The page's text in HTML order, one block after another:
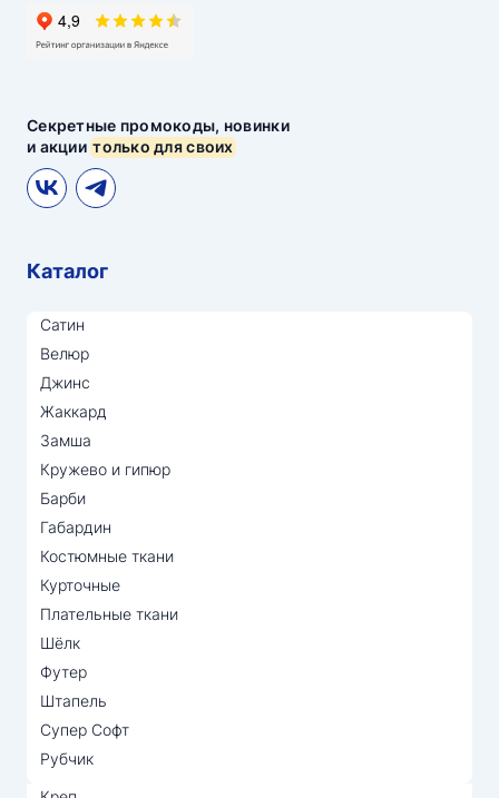
Секретные промокоды, новинки
и акциитолько для своих
Каталог
Сатин
Велюр
Джинс
Жаккард
Замша
Кружево и гипюр
Барби
Габардин
Костюмные ткани
Курточные
Плательные ткани
Шёлк
Футер
Штапель
Супер Софт
Рубчик